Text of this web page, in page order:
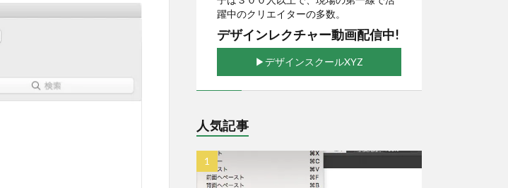
躍中のクリエイターの多数。
デザインレクチャー動画配信中!
▶︎デザインスクールXYZ
人気記事